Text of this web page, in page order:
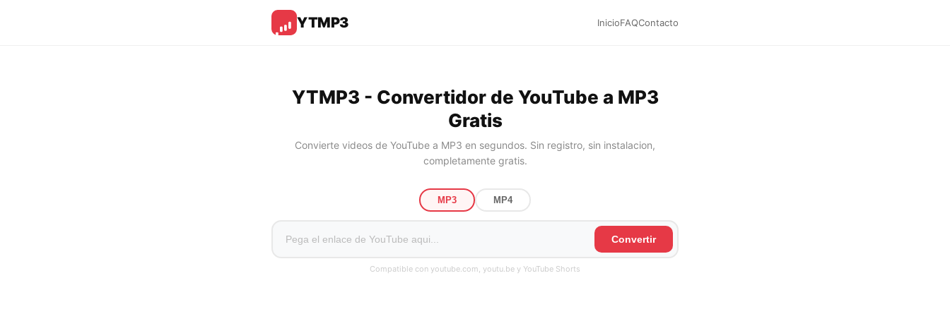
YTMP3 InicioFAQContacto
YTMP3 - Convertidor de YouTube a MP3
Gratis
Convierte videos de YouTube a MP3 en segundos. Sin registro, sin instalacion,
completamente gratis.
MP3 MP4
Convertir
Compatible con youtube.com, youtu.be y YouTube Shorts